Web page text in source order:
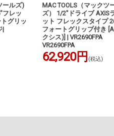
ールズ)
フレッ
グリッ
|
MAC TOOLS（マックツ
ズ） 1/2"ドライブ AXIS
ット フレックスタイプ
フォートグリップ付き
クシス)] | VR2690FPA
VR2690FPA
62,920円 (税込)